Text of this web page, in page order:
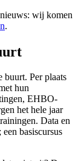
wij komen
.
buurt. Per plaats
hun
EHBO-
het hele jaar
Data en
basiscursus